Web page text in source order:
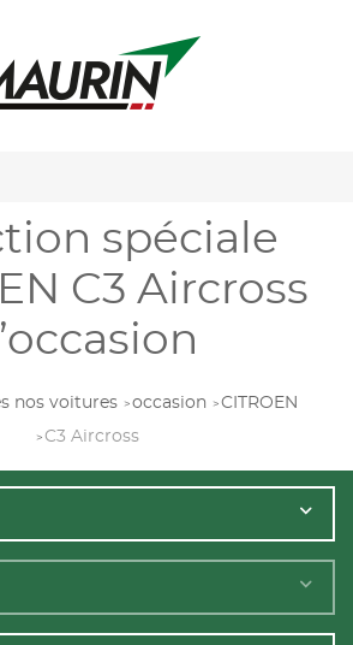
spéciale
C3 Aircross
nos voitures occasion
CITROEN
C3 Aircross